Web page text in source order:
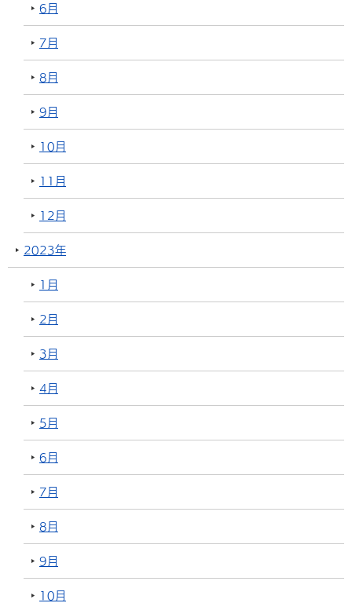
6月
7月
8月
9月
10月
11月
12月
2023年
1月
2月
3月
4月
5月
6月
7月
8月
9月
10月